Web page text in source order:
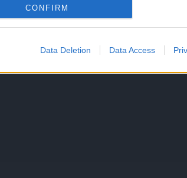
CONFIRM
Data Deletion Data Access